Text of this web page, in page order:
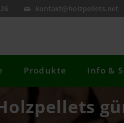
kontakt@holzpellets.net
Produkte Info &